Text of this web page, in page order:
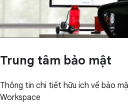
Trung tâm bảo mật
Thông tin chi tiết hữu ích về bảo
Workspace